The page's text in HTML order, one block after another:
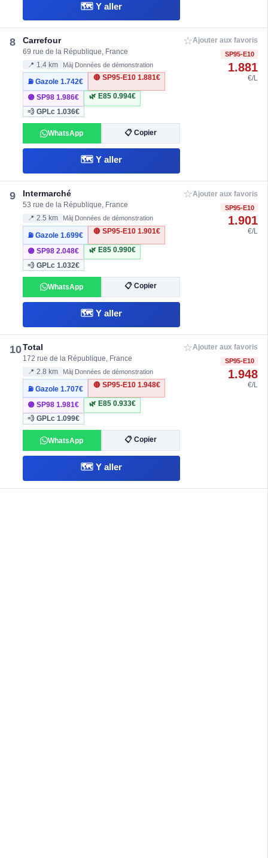
🗺️ Y aller
8 Carrefour
69 rue de la République, France
📍 1.4 km Màj Données de démonstration
⛽ Gazole1.742€
🔴 SP95-E10 1.881€
🟣 SP981.986€ 🌿 E85 0.994€
💨 GPLc1.036€
WhatsApp 📋 Copier
🗺️ Y aller
☆Ajouter aux favoris
SP95-E10
1.881
€/L
9 Intermarché
53 rue de la République, France
📍 2.5 km Màj Données de démonstration
⛽ Gazole1.699€
🔴 SP95-E10 1.901€
🟣 SP982.048€ 🌿 E85 0.990€
💨 GPLc1.032€
WhatsApp 📋 Copier
🗺️ Y aller
☆Ajouter aux favoris
SP95-E10
1.901
€/L
10Total
172 rue de la République, France
📍 2.8 km Màj Données de démonstration
⛽ Gazole1.707€
🔴 SP95-E10 1.948€
🟣 SP981.981€ 🌿 E85 0.933€
💨 GPLc1.099€
WhatsApp 📋 Copier
🗺️ Y aller
☆Ajouter aux favoris
SP95-E10
1.948
€/L